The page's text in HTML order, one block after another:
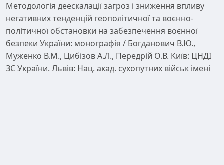
Методологія деескалації загроз і зниження впливу
негативних тенденцій геополітичної та воєнно-
політичної обстановки на забезпечення воєнної
безпеки України: монографія / Богданович В.Ю.,
Муженко В.М., Цибізов А.Л., Передрій О.В. Київ: ЦНДІ
ЗС України. Львів: Нац. акад. сухопутних військ імені